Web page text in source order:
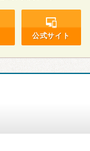
公式サイト